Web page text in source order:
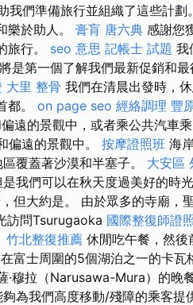
我們準備旅行並組織了這些計劃
樂於助人。 膏肓 唐六典 感謝您
旅行。 seo 意思 記帳士 試題 我
是第一個了解我們最新促銷和最
大里 整骨 我們在清晨出發時，
都。 on page seo 經絡調理 豐
遠的景觀中，或者乘公共汽車
偏遠的景觀中。 按摩證照班 海
覆蓋著沙漠和半塞子。 大安區
我們可以在秋天度過美好的時光
但大約是。 由於眾多的寺廟，
訪問Tsurugaoka 國際整復師證
竹北整復推薦 休閒吃午餐，然後
富士周圍的5個湖泊之一的卡瓦
·穆拉（Narusawa-Mura）的晚
為我們高度移動/殘障的乘客提